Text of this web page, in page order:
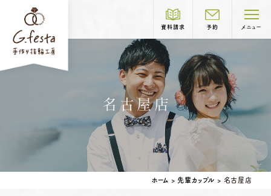
資料請求 予約 メニュー
制作コース紹介
COURSE
結婚指輪 婚約指輪
名古屋店
ホーム > 先輩カップル > 名古屋店
TEL.058-265-2756